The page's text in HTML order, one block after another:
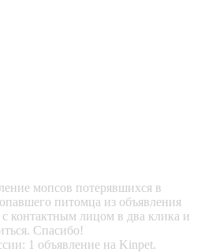
мопсов потерявшихся в
питомца из объявления
контактным лицом в два клика и
Спасибо!
1 объявление на Kinpet.